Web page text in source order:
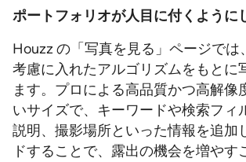
ポートフォリオが人目に付くように
Houzz の「写真を見る」ページでは
考慮に入れたアルゴリズムをもとに
ます。プロによる高品質かつ高解像
いサイズで、キーワードや検索フィ
説明、撮影場所といった情報を追加
ドすることで、露出の機会を増やす